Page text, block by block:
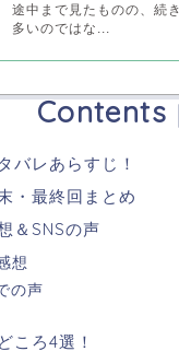
途中まで見たものの、続
多いのではな...
Contents
バレあらすじ！
・最終回まとめ
＆SNSの声
想
の声
ころ4選！